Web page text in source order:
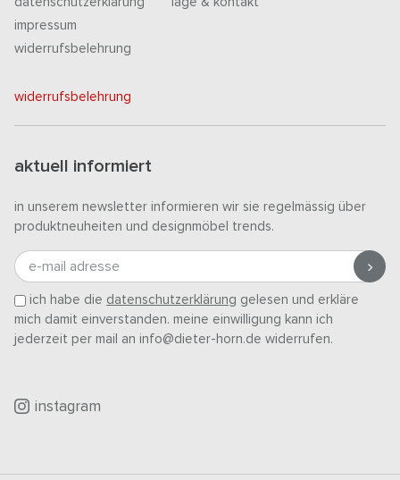
impressum
widerrufsbelehrung
widerrufsbelehrung
aktuell informiert
in unserem newsletter informieren wir sie regelmässig über
produktneuheiten und designmöbel trends.
e-mail adresse
ich habe die datenschutzerklärung gelesen und erkläre
mich damit einverstanden. meine einwilligung kann ich
jederzeit per mail an info@dieter-horn.de widerrufen.
instagram